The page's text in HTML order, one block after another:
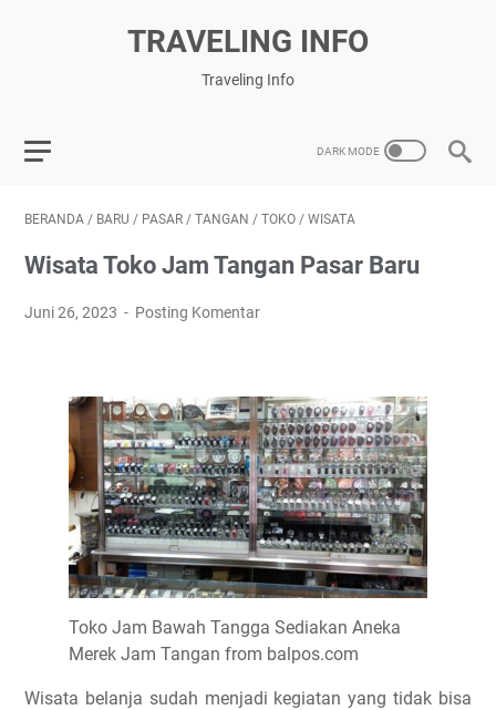
TRAVELING INFO
Traveling Info
BERANDA / BARU / PASAR / TANGAN / TOKO / WISATA
Wisata Toko Jam Tangan Pasar Baru
Juni 26, 2023 Posting Komentar
Toko Jam Bawah Tangga Sediakan Aneka
Merek Jam Tangan from balpos.com
Wisata belanja sudah menjadi kegiatan yang tidak bisa